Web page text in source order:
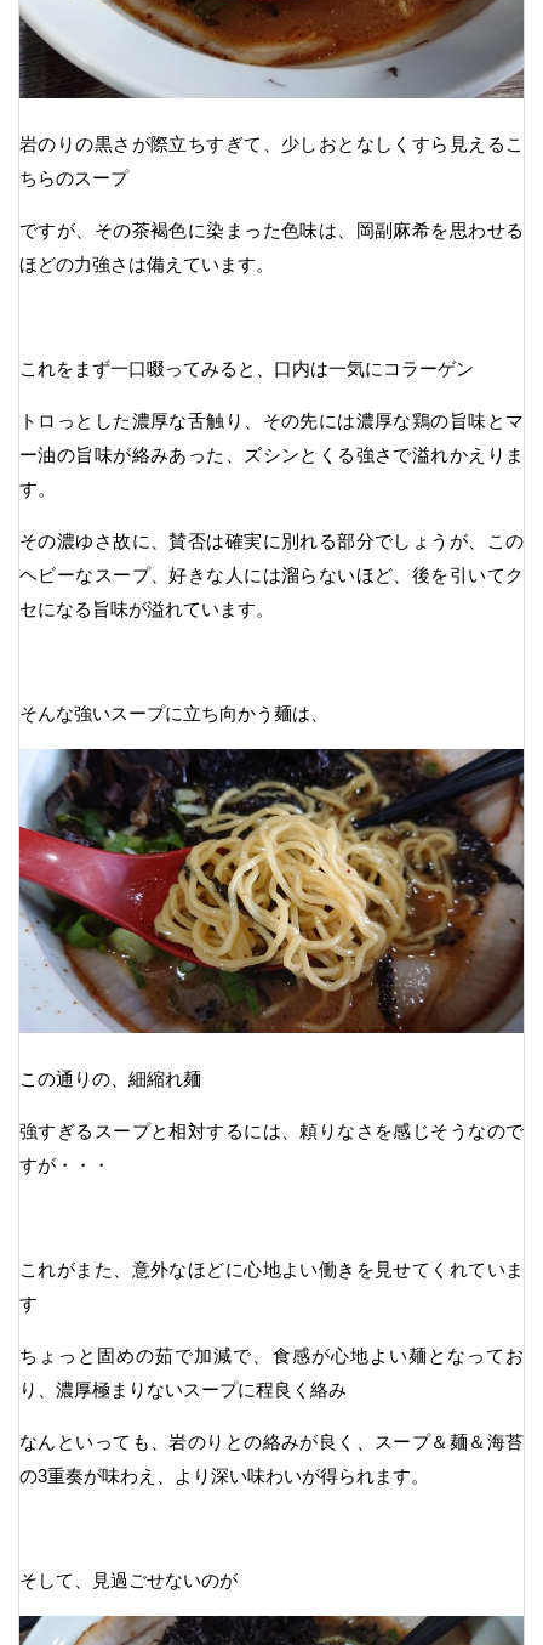
岩のりの黒さが際立ちすぎて、少しおとなしくすら見えるこ
ちらのスープ
ですが、その茶褐色に染まった色味は、岡副麻希を思わせる
ほどの力強さは備えています。
これをまず一口啜ってみると、口内は一気にコラーゲン
トロっとした濃厚な舌触り、その先には濃厚な鶏の旨味とマ
ー油の旨味が絡みあった、ズシンとくる強さで溢れかえりま
す。
その濃ゆさ故に、賛否は確実に別れる部分でしょうが、この
ヘビーなスープ、好きな人には溜らないほど、後を引いてク
セになる旨味が溢れています。
そんな強いスープに立ち向かう麺は、
この通りの、細縮れ麺
強すぎるスープと相対するには、頼りなさを感じそうなので
すが・・・
これがまた、意外なほどに心地よい働きを見せてくれていま
す
ちょっと固めの茹で加減で、食感が心地よい麺となってお
り、濃厚極まりないスープに程良く絡み
なんといっても、岩のりとの絡みが良く、スープ＆麺＆海苔
の3重奏が味わえ、より深い味わいが得られます。
そして、見過ごせないのが